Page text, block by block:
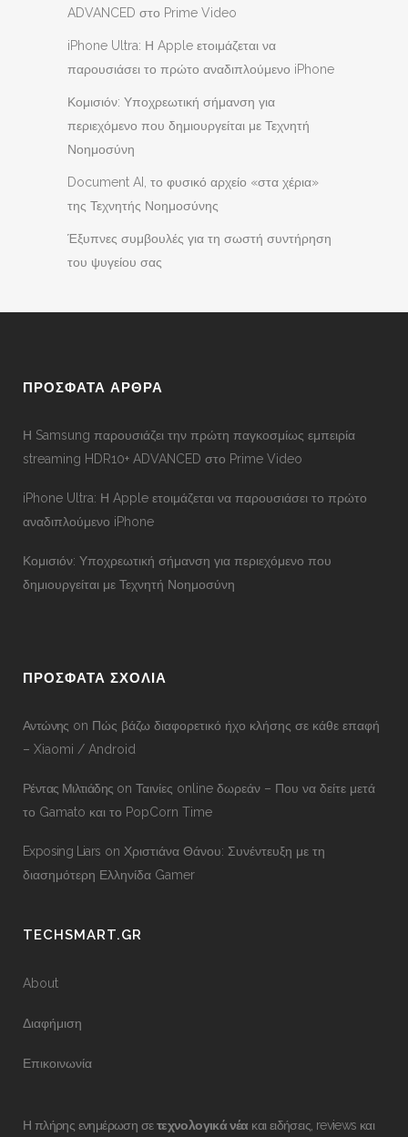
ADVANCED στο Prime Video
iPhone Ultra: Η Apple ετοιμάζεται να
παρουσιάσει το πρώτο αναδιπλούμενο iPhone
Κομισιόν: Υποχρεωτική σήμανση για
περιεχόμενο που δημιουργείται με Τεχνητή
Νοημοσύνη
Document AI, το φυσικό αρχείο «στα χέρια»
της Τεχνητής Νοημοσύνης
Έξυπνες συμβουλές για τη σωστή συντήρηση
του ψυγείου σας
ΠΡΟΣΦΑΤΑ ΑΡΘΡΑ
Η Samsung παρουσιάζει την πρώτη παγκοσμίως εμπειρία
streaming HDR10+ ADVANCED στο Prime Video
iPhone Ultra: Η Apple ετοιμάζεται να παρουσιάσει το πρώτο
αναδιπλούμενο iPhone
Κομισιόν: Υποχρεωτική σήμανση για περιεχόμενο που
δημιουργείται με Τεχνητή Νοημοσύνη
ΠΡΟΣΦΑΤΑ ΣΧΟΛΙΑ
Αντώνης on Πώς βάζω διαφορετικό ήχο κλήσης σε κάθε επαφή
– Xiaomi / Android
Ρέντας Μιλτιάδης onΤαινίες online δωρεάν – Που να δείτε μετά
το Gamato και το PopCorn Time
Exposing Liars on Χριστιάνα Θάνου: Συνέντευξη με τη
διασημότερη Ελληνίδα Gamer
TECHSMART.GR
About
Διαφήμιση
Επικοινωνία
Η πλήρης ενημέρωση σετεχνολογικά νέα και ειδήσεις, reviews και